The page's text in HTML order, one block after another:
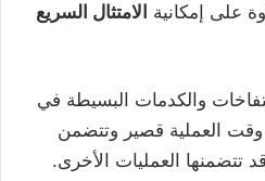
على إمكانية الامتثال السريع
والكدمات البسيطة في
العملية قصير وتتضمن
تتضمنها العمليات الأخرى.